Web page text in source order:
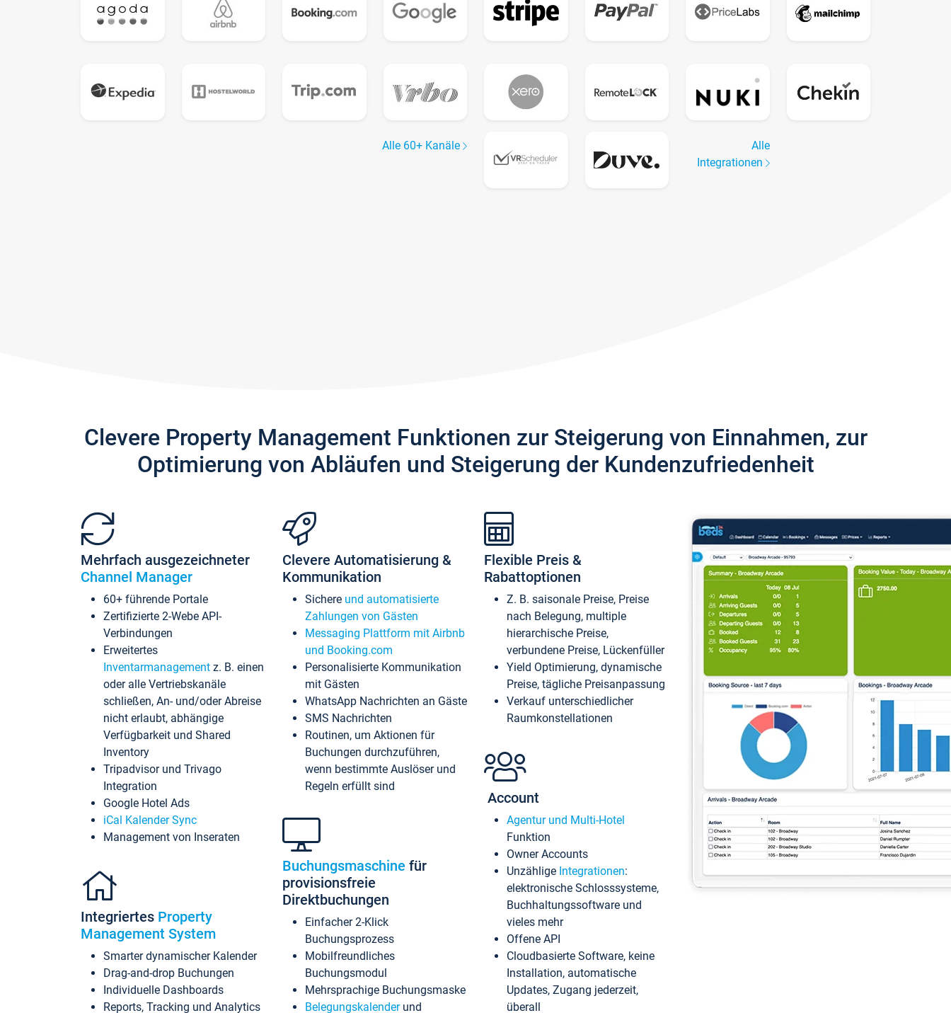
Alle 60+ Kanäle
Alle
Integrationen
Clevere Property Management Funktionen zur Steigerung von Einnahmen, zur
Optimierung von Abläufen und Steigerung der Kundenzufriedenheit
Mehrfach ausgezeichneter
Channel Manager
60+ führende Portale
Zertifizierte 2-Webe API-
Verbindungen
Erweitertes
Inventarmanagement z. B. einen
oder alle Vertriebskanäle
schließen, An- und/oder Abreise
nicht erlaubt, abhängige
Verfügbarkeit und Shared
Inventory
Tripadvisor und Trivago
Integration
Google Hotel Ads
iCal Kalender Sync
Management von Inseraten
Integriertes Property
Management System
Smarter dynamischer Kalender
Drag-and-drop Buchungen
Individuelle Dashboards
Reports, Tracking und Analytics
Clevere Automatisierung &
Kommunikation
Sichere und automatisierte
Zahlungen von Gästen
Messaging Plattform mit Airbnb
und Booking.com
Personalisierte Kommunikation
mit Gästen
WhatsApp Nachrichten an Gäste
SMS Nachrichten
Routinen, um Aktionen für
Buchungen durchzuführen,
wenn bestimmte Auslöser und
Regeln erfüllt sind
Buchungsmaschine für
provisionsfreie
Direktbuchungen
Einfacher 2-Klick
Buchungsprozess
Mobilfreundliches
Buchungsmodul
Mehrsprachige Buchungsmaske
Belegungskalenderund
Flexible Preis &
Rabattoptionen
Z. B. saisonale Preise, Preise
nach Belegung, multiple
hierarchische Preise,
verbundene Preise, Lückenfüller
Yield Optimierung, dynamische
Preise, tägliche Preisanpassung
Verkauf unterschiedlicher
Raumkonstellationen
Account
Agentur und Multi-Hotel
Funktion
Owner Accounts
Unzählige Integrationen:
elektronische Schlosssysteme,
Buchhaltungssoftware und
vieles mehr
Offene API
Cloudbasierte Software, keine
Installation, automatische
Updates, Zugang jederzeit,
überall